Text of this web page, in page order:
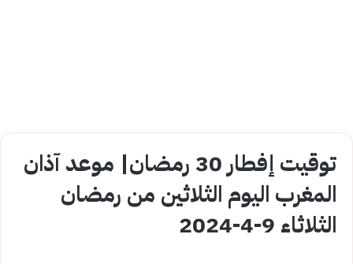
توقيت إفطار 30 رمضان| موعد آذان
المغرب اليوم الثلاثين من رمضان
الثلاثاء 9-4-2024